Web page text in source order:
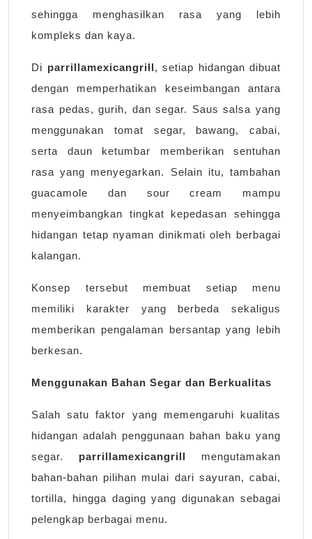
sehingga menghasilkan rasa yang lebih
kompleks dan kaya.
Di parrillamexicangrill, setiap hidangan dibuat
dengan memperhatikan keseimbangan antara
rasa pedas, gurih, dan segar. Saus salsa yang
menggunakan tomat segar, bawang, cabai,
serta daun ketumbar memberikan sentuhan
rasa yang menyegarkan. Selain itu, tambahan
guacamole dan sour cream mampu
menyeimbangkan tingkat kepedasan sehingga
hidangan tetap nyaman dinikmati oleh berbagai
kalangan.
Konsep tersebut membuat setiap menu
memiliki karakter yang berbeda sekaligus
memberikan pengalaman bersantap yang lebih
berkesan.
Menggunakan Bahan Segar dan Berkualitas
Salah satu faktor yang memengaruhi kualitas
hidangan adalah penggunaan bahan baku yang
segar. parrillamexicangrill
mengutamakan
bahan-bahan pilihan mulai dari sayuran, cabai,
tortilla, hingga daging yang digunakan sebagai
pelengkap berbagai menu.